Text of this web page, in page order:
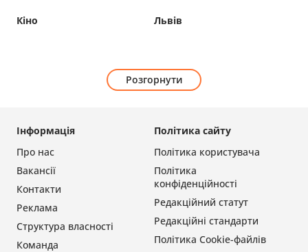
Кіно Львів
Розгорнути
Політика сайту
Політика користувача
Політика
конфіденційності
Редакційний статут
Редакційні стандарти
Політика Cookie-файлів
Інформація
Про нас
Вакансії
Контакти
Реклама
Структура власності
Команда